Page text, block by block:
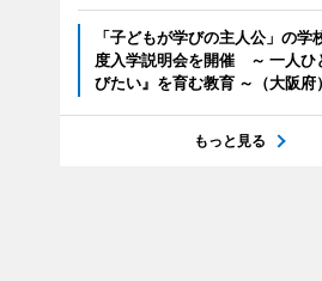
「子どもが学びの主人公」の
度入学説明会を開催 ～ 一人ひ
びたい』を育む教育 ～（大阪府）
もっと見る